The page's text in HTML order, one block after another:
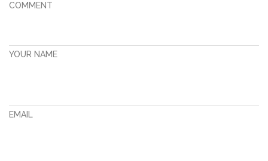
COMMENT
YOUR NAME
EMAIL